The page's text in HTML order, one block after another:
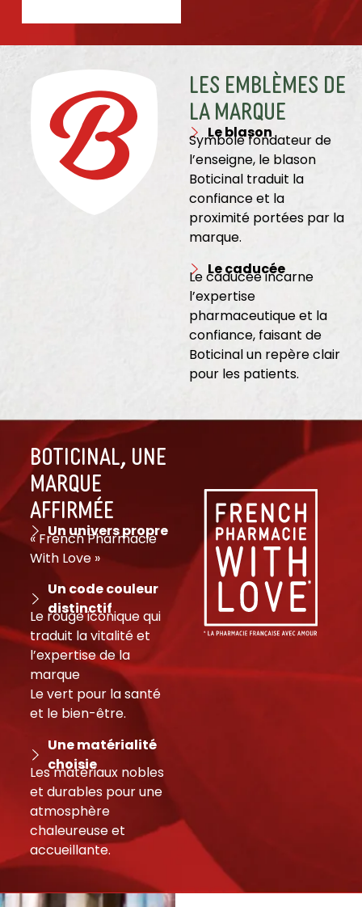
Les emblèmes de
la marque
Le blason
Symbole fondateur de
l’enseigne, le blason
Boticinal traduit la
confiance et la
proximité portées par la
marque.
Le caducée
Le caducée incarne
l’expertise
pharmaceutique et la
confiance, faisant de
Boticinal un repère clair
pour les patients.
BOTICINAL, UNE
MARQUE
Affirmée
Un univers propre
« French Pharmacie
With Love »
Un code couleur
distinctif
Le rouge iconique qui
traduit la vitalité et
l’expertise de la
marque
Le vert pour la santé
et le bien-être.
Une matérialité
choisie
Les matériaux nobles
et durables pour une
atmosphère
chaleureuse et
accueillante.